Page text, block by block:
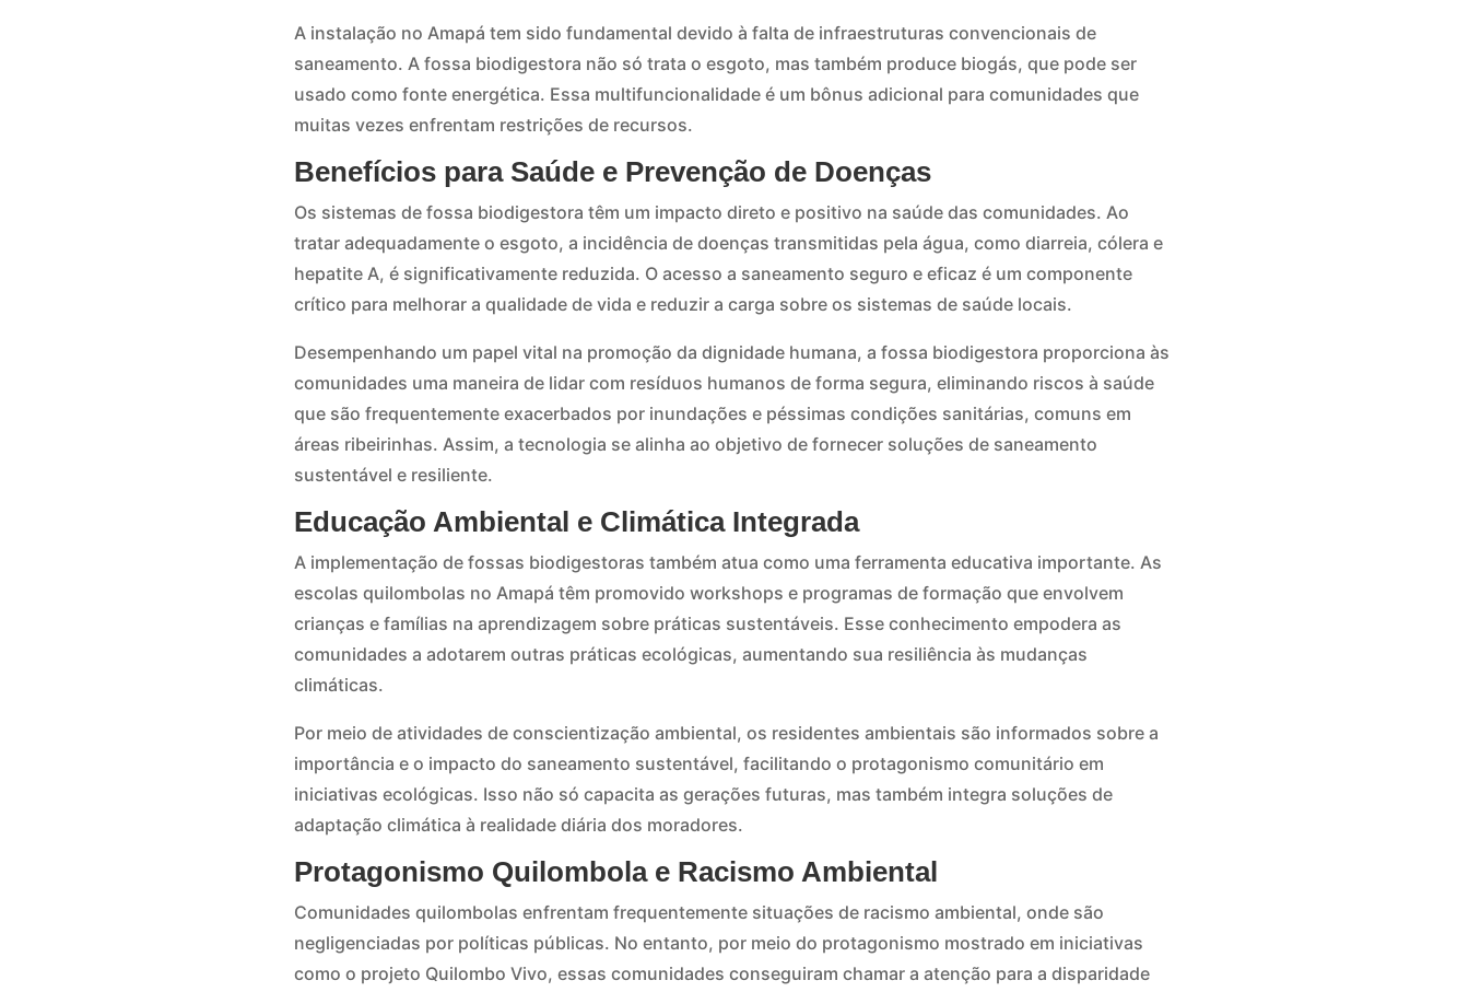
A instalação no Amapá tem sido fundamental devido à falta de infraestruturas convencionais de
saneamento. A fossa biodigestora não só trata o esgoto, mas também produce biogás, que pode ser
usado como fonte energética. Essa multifuncionalidade é um bônus adicional para comunidades que
muitas vezes enfrentam restrições de recursos.
Benefícios para Saúde e Prevenção de Doenças
Os sistemas de fossa biodigestora têm um impacto direto e positivo na saúde das comunidades. Ao
tratar adequadamente o esgoto, a incidência de doenças transmitidas pela água, como diarreia, cólera e
hepatite A, é significativamente reduzida. O acesso a saneamento seguro e eficaz é um componente
crítico para melhorar a qualidade de vida e reduzir a carga sobre os sistemas de saúde locais.
Desempenhando um papel vital na promoção da dignidade humana, a fossa biodigestora proporciona às
comunidades uma maneira de lidar com resíduos humanos de forma segura, eliminando riscos à saúde
que são frequentemente exacerbados por inundações e péssimas condições sanitárias, comuns em
áreas ribeirinhas. Assim, a tecnologia se alinha ao objetivo de fornecer soluções de saneamento
sustentável e resiliente.
Educação Ambiental e Climática Integrada
A implementação de fossas biodigestoras também atua como uma ferramenta educativa importante. As
escolas quilombolas no Amapá têm promovido workshops e programas de formação que envolvem
crianças e famílias na aprendizagem sobre práticas sustentáveis. Esse conhecimento empodera as
comunidades a adotarem outras práticas ecológicas, aumentando sua resiliência às mudanças
climáticas.
Por meio de atividades de conscientização ambiental, os residentes ambientais são informados sobre a
importância e o impacto do saneamento sustentável, facilitando o protagonismo comunitário em
iniciativas ecológicas. Isso não só capacita as gerações futuras, mas também integra soluções de
adaptação climática à realidade diária dos moradores.
Protagonismo Quilombola e Racismo Ambiental
Comunidades quilombolas enfrentam frequentemente situações de racismo ambiental, onde são
negligenciadas por políticas públicas. No entanto, por meio do protagonismo mostrado em iniciativas
como o projeto Quilombo Vivo, essas comunidades conseguiram chamar a atenção para a disparidade